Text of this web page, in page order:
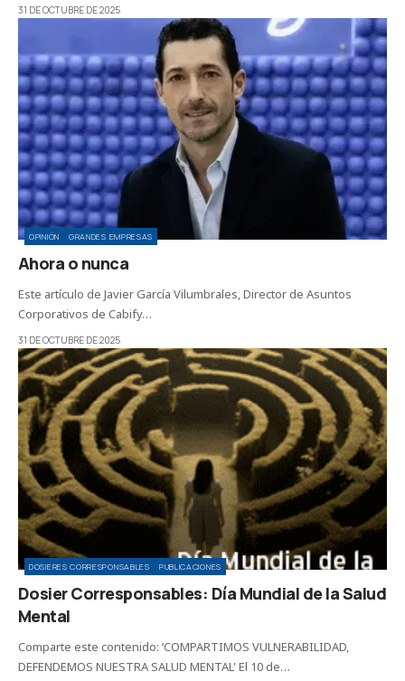
31 DE OCTUBRE DE 2025
OPINIÓN GRANDES EMPRESAS
Ahora o nunca
Este artículo de Javier García Vilumbrales, Director de Asuntos
Corporativos de Cabify…
31 DE OCTUBRE DE 2025
DOSIERES CORRESPONSABLES PUBLICACIONES
Dosier Corresponsables: Día Mundial de la Salud
Mental
Comparte este contenido: ‘COMPARTIMOS VULNERABILIDAD,
DEFENDEMOS NUESTRA SALUD MENTAL' El 10 de…